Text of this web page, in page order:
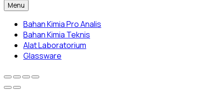
Menu
Bahan Kimia Pro Analis
Bahan Kimia Teknis
Alat Laboratorium
Glassware